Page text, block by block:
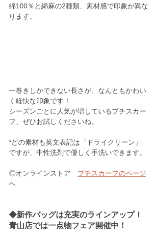
綿100％と綿麻の2種類、素材感で印象が異な
ります。
一巻きしかできない長さが、なんともかわい
く軽快な印象です！
シーズンごとに人気が増しているプチスカー
フ、ぜひお試しくださいね。
*どの素材も英文表記は「ドライクリーン」
ですが、中性洗剤で優しく手洗いできます。
◎オンラインストア プチスカーフのページ
へ
◆新作バッグは充実のラインアップ！
青山店では一点物フェア開催中！